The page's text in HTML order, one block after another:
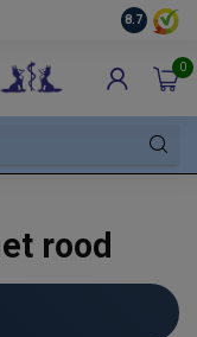
8.7
0
rood